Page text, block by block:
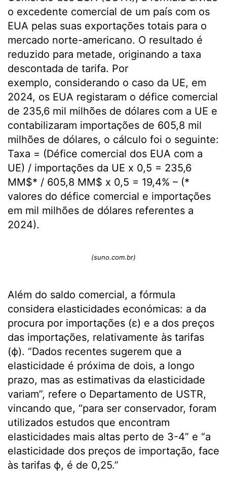
o excedente comercial de um país com os
EUA pelas suas exportações totais para o
mercado norte-americano. O resultado é
reduzido para metade, originando a taxa
descontada de tarifa. Por
exemplo, considerando o caso da UE, em
2024, os EUA registaram o défice comercial
de 235,6 mil milhões de dólares com a UE e
contabilizaram importações de 605,8 mil
milhões de dólares, o cálculo foi o seguinte:
Taxa = (Défice comercial dos EUA com a
UE) / importações da UE x 0,5 = 235,6
MM$* / 605,8 MM$ x 0,5 = 19,4% – (*
valores do défice comercial e importações
em mil milhões de dólares referentes a
2024).
(suno.com.br)
Além do saldo comercial, a fórmula
considera elasticidades económicas: a da
procura por importações (ε) e a dos preços
das importações, relativamente às tarifas
(ϕ). “Dados recentes sugerem que a
elasticidade é próxima de dois, a longo
prazo, mas as estimativas da elasticidade
variam”, refere o Departamento de USTR,
vincando que, “para ser conservador, foram
utilizados estudos que encontram
elasticidades mais altas perto de 3-4” e “a
elasticidade dos preços de importação, face
às tarifas ϕ, é de 0,25.”